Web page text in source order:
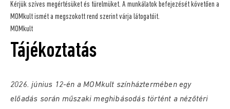
Kérjük szíves megértésüket és türelmüket. A munkálatok befejezését követően a
MOMkult ismét a megszokott rend szerint várja látogatóit.
MOMkult
Tájékoztatás
2026. június 12-én a MOMkult színháztermében egy
előadás során műszaki meghibásodás történt a nézőtéri